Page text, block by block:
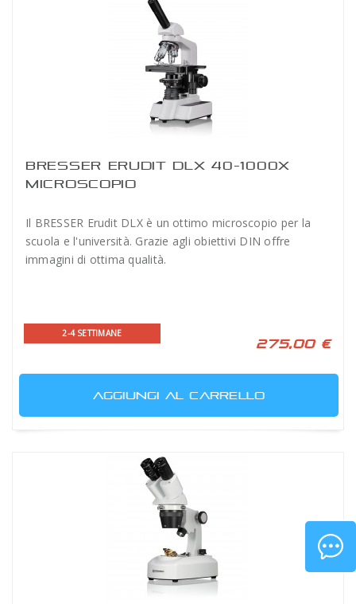
BRESSER ERUDIT DLX 40-1000X
MICROSCOPIO
Il BRESSER Erudit DLX è un ottimo microscopio per la
scuola e l'università. Grazie agli obiettivi DIN offre
immagini di ottima qualità.
2-4 SETTIMANE
275,00 €
AGGIUNGI AL CARRELLO